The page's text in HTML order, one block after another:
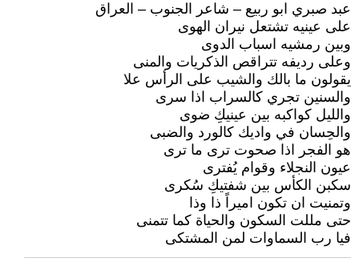
عبد صبري ابو ربيع – شاعر الجنوب – العراق
على عينيه تشتعل نيران الهوى
وبين رمشيه اسباب الدوى
وعلى رديفه تتراقص الذكريات والمنى
يقولون ما بالك والشيب على الرأس علا
والسنين تجري كالسراب اذا سرى
والليل كواكبه بين عينيكِ ضوى
والحِسان في واديك كالورد والضبى
هو الفجر اذا صحوت ترى ما ترى
عيون النجلاء وقوام يُفترى
سكبن الكأس بين شفتيكِ سُكرى
وتمنيت ان تكون اميراً ذا وذا
حتى مللت السكون والحياة كما تتمنى
فيا رب السماوات لمن المشتكى